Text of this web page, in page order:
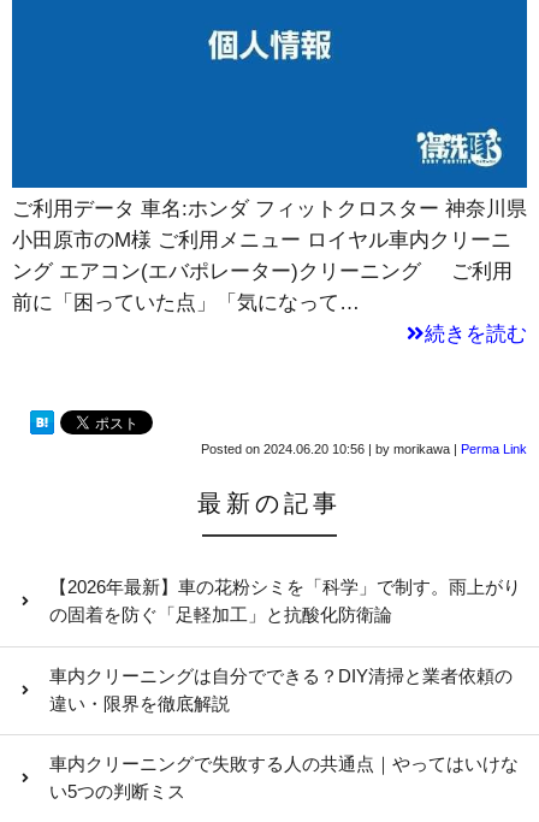
ご利用データ 車名:ホンダ フィットクロスター 神奈川県
小田原市のM様 ご利用メニュー ロイヤル車内クリーニ
ング エアコン(エバポレーター)クリーニング ご利用
前に「困っていた点」「気になって…
続きを読む
Posted on 2024.06.20 10:56 by morikawa Perma Link
最新の記事
【2026年最新】車の花粉シミを「科学」で制す。雨上がり
の固着を防ぐ「足軽加工」と抗酸化防衛論
車内クリーニングは自分でできる？DIY清掃と業者依頼の
違い・限界を徹底解説
車内クリーニングで失敗する人の共通点｜やってはいけな
い5つの判断ミス